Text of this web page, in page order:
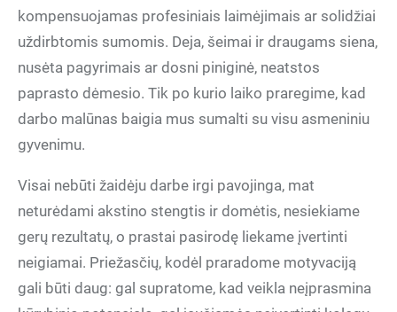
kompensuojamas profesiniais laimėjimais ar solidžiai
uždirbtomis sumomis. Deja, šeimai ir draugams siena,
nusėta pagyrimais ar dosni piniginė, neatstos
paprasto dėmesio. Tik po kurio laiko praregime, kad
darbo malūnas baigia mus sumalti su visu asmeniniu
gyvenimu.
Visai nebūti žaidėju darbe irgi pavojinga, mat
neturėdami akstino stengtis ir domėtis, nesiekiame
gerų rezultatų, o prastai pasirodę liekame įvertinti
neigiamai. Priežasčių, kodėl praradome motyvaciją
gali būti daug: gal supratome, kad veikla neįprasmina